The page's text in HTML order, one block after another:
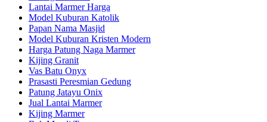
Lantai Marmer Harga
Model Kuburan Katolik
Papan Nama Masjid
Model Kuburan Kristen Modern
Harga Patung Naga Marmer
Kijing Granit
Vas Batu Onyx
Prasasti Peresmian Gedung
Patung Jatayu Onix
Jual Lantai Marmer
Kijing Marmer